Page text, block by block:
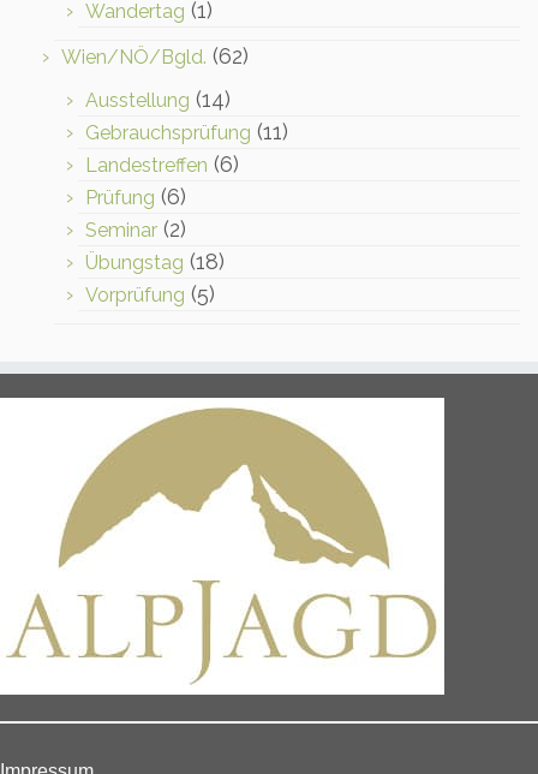
Wandertag (1)
Wien/NÖ/Bgld. (62)
Ausstellung (14)
Gebrauchsprüfung (11)
Landestreffen (6)
Prüfung (6)
Seminar (2)
Übungstag (18)
Vorprüfung (5)